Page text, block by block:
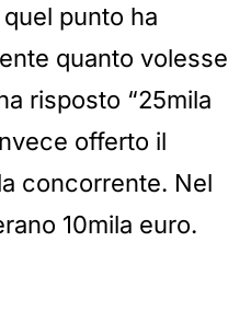
punto ha
quanto volesse
risposto “25mila
offerto il
concorrente. Nel
10mila euro.